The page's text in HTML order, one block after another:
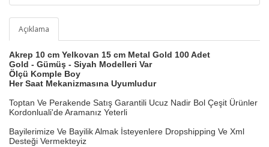
Açıklama
Akrep 10 cm Yelkovan 15 cm Metal Gold 100 Adet
Gold - Gümüş - Siyah Modelleri Var
Ölçü Komple Boy
Her Saat Mekanizmasına Uyumludur
Toptan Ve Perakende Satış Garantili Ucuz Nadir Bol Çeşit Ürünler
Kordonluali'de Aramanız Yeterli
Bayilerimize Ve Bayilik Almak İsteyenlere Dropshipping Ve Xml
Desteği Vermekteyiz